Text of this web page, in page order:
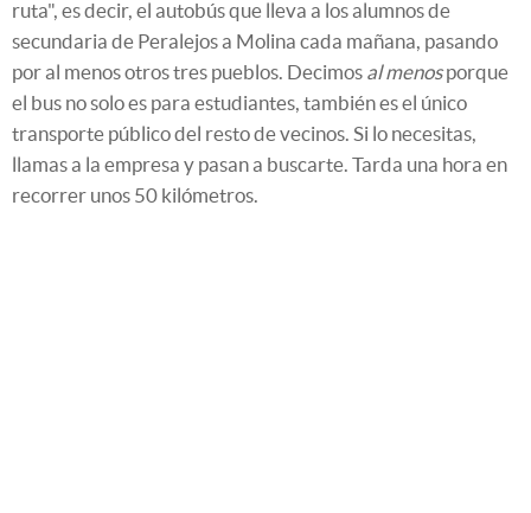
ruta", es decir, el autobús que lleva a los alumnos de
secundaria de Peralejos a Molina cada mañana, pasando
por al menos otros tres pueblos. Decimos al menosporque
el bus no solo es para estudiantes, también es el único
transporte público del resto de vecinos. Si lo necesitas,
llamas a la empresa y pasan a buscarte. Tarda una hora en
recorrer unos 50 kilómetros.